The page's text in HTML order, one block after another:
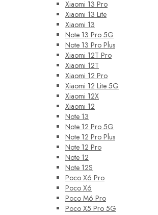
Xiaomi 13 Pro
Xiaomi 13 Lite
Xiaomi 13
Note 13 Pro 5G
Note 13 Pro Plus
Xiaomi 12T Pro
Xiaomi 12T
Xiaomi 12 Pro
Xiaomi 12 Lite 5G
Xiaomi 12X
Xiaomi 12
Note 13
Note 12 Pro 5G
Note 12 Pro Plus
Note 12 Pro
Note 12
Note 12S
Poco X6 Pro
Poco X6
Poco M6 Pro
Poco X5 Pro 5G